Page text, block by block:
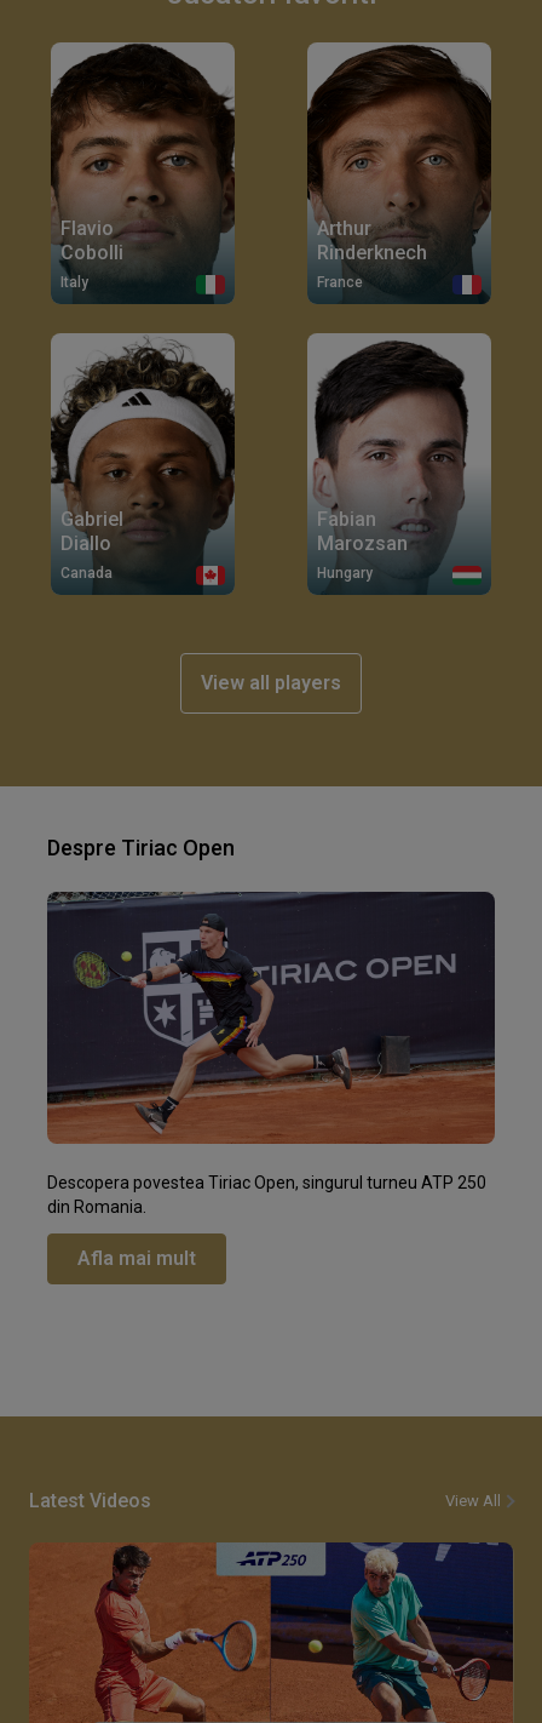
Flavio
Cobolli
Italy
Arthur
Rinderknech
France
Gabriel
Diallo
Canada
Fabian
Marozsan
Hungary
View all players
Despre Tiriac Open
Descopera povestea Tiriac Open, singurul turneu ATP 250
din Romania.
Afla mai mult
Latest Videos View All